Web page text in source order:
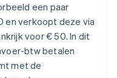
een paar
en verkoopt deze via
voor € 50. In dit
btw betalen
met de